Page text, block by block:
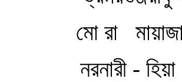
রা মায়াজাল
নরনারী - হিয়া মো